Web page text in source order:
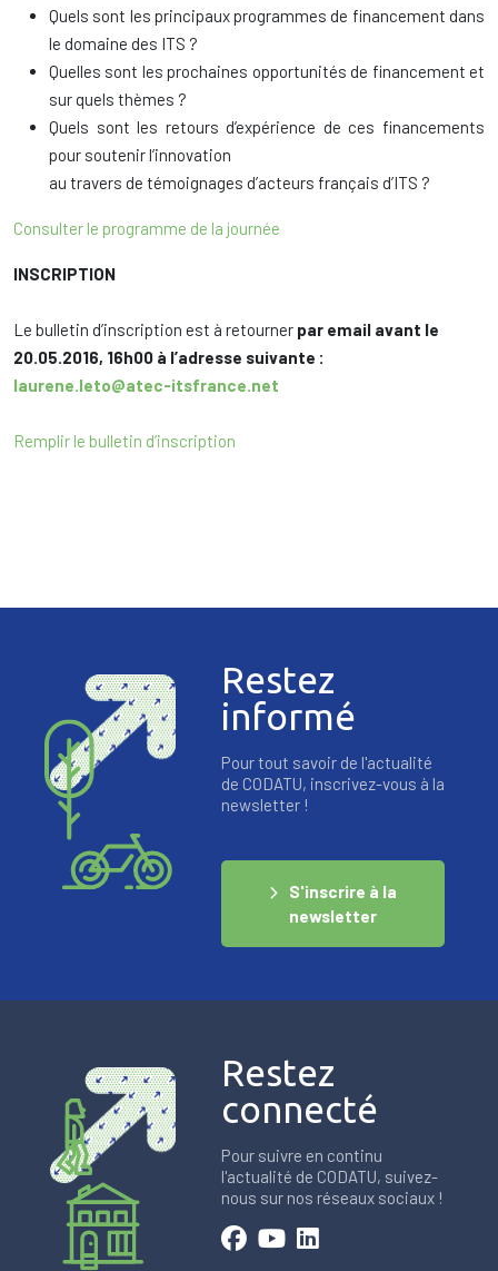
Quels sont les principaux programmes de financement dans
le domaine des ITS ?
Quelles sont les prochaines opportunités de financement et
sur quels thèmes ?
Quels sont les retours d’expérience de ces financements
pour soutenir l’innovation
au travers de témoignages d’acteurs français d’ITS ?
Consulter le programme de la journée
INSCRIPTION
Le bulletin d’inscription est à retourner par email avant le
20.05.2016, 16h00 à l’adresse suivante :
laurene.leto@atec-itsfrance.net
Remplir le bulletin d’inscription
Restez
informé
Pour tout savoir de l'actualité
de CODATU, inscrivez-vous à la
newsletter !
S'inscrire à la
newsletter
Restez
connecté
Pour suivre en continu
l'actualité de CODATU, suivez-
nous sur nos réseaux sociaux !